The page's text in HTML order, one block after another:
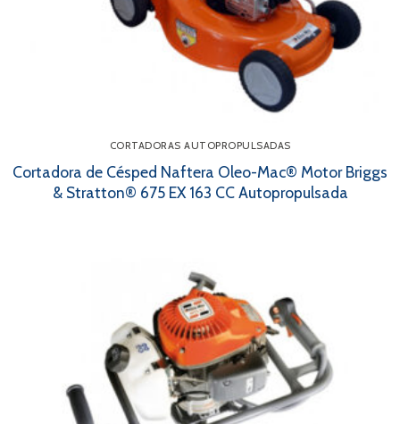
CORTADORAS AUTOPROPULSADAS
Cortadora de Césped Naftera Oleo-Mac® Motor Briggs
& Stratton® 675 EX 163 CC Autopropulsada